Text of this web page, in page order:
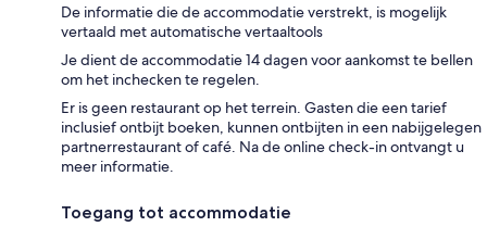
De informatie die de accommodatie verstrekt, is mogelijk
vertaald met automatische vertaaltools
Je dient de accommodatie 14 dagen voor aankomst te bellen
om het inchecken te regelen.
Er is geen restaurant op het terrein. Gasten die een tarief
inclusief ontbijt boeken, kunnen ontbijten in een nabijgelegen
partnerrestaurant of café. Na de online check-in ontvangt u
meer informatie.
Toegang tot accommodatie